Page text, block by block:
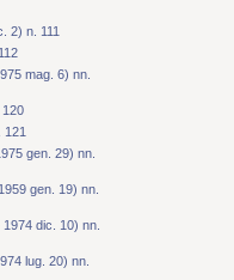
2) n. 111
mag. 6) nn.
120
121
gen. 29) nn.
gen. 19) nn.
dic. 10) nn.
lug. 20) nn.